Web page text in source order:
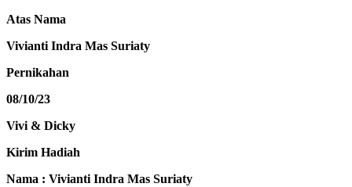
Atas Nama
Vivianti Indra Mas Suriaty
Pernikahan
08/10/23
Vivi & Dicky
Kirim Hadiah
Nama : Vivianti Indra Mas Suriaty